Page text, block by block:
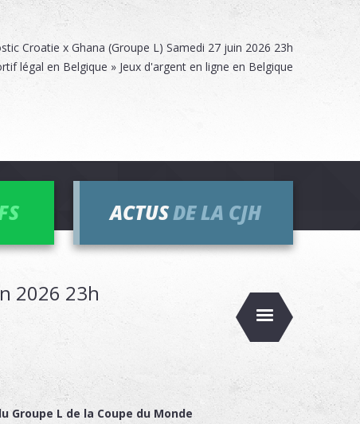
Croatie x Ghana (Groupe L) Samedi 27 juin 2026 23h
légal en Belgique » Jeux d'argent en ligne en Belgique
ACTUSDE LA CJH
2026 23h
L de la Coupe du Monde